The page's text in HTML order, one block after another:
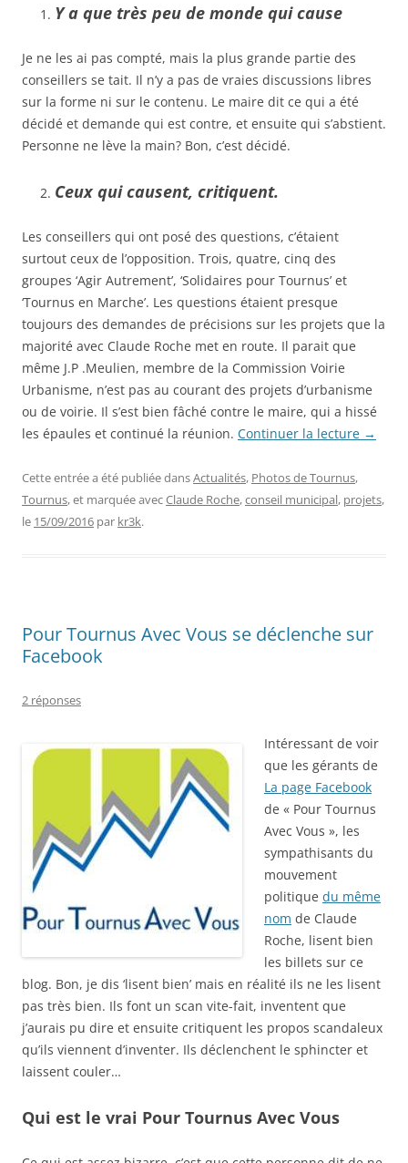
Y a que très peu de monde qui cause
Je ne les ai pas compté, mais la plus grande partie des
conseillers se tait. Il n’y a pas de vraies discussions libres
sur la forme ni sur le contenu. Le maire dit ce qui a été
décidé et demande qui est contre, et ensuite qui s’abstient.
Personne ne lève la main? Bon, c’est décidé.
Ceux qui causent, critiquent.
Les conseillers qui ont posé des questions, c’étaient
surtout ceux de l’opposition. Trois, quatre, cinq des
groupes ‘Agir Autrement’, ‘Solidaires pour Tournus’ et
‘Tournus en Marche’. Les questions étaient presque
toujours des demandes de précisions sur les projets que la
majorité avec Claude Roche met en route. Il parait que
même J.P .Meulien, membre de la Commission Voirie
Urbanisme, n’est pas au courant des projets d’urbanisme
ou de voirie. Il s’est bien fâché contre le maire, qui a hissé
les épaules et continué la réunion. Continuer la lecture →
Cette entrée a été publiée dansActualités, Photos de Tournus,
Tournus, et marquée avecClaude Roche,conseil municipal, projets,
le 15/09/2016 par kr3k.
Pour Tournus Avec Vous se déclenche sur
Facebook
2 réponses
Intéressant de voir
que les gérants de
La page Facebook
de « Pour Tournus
Avec Vous », les
sympathisants du
mouvement
politique du même
nom de Claude
Roche, lisent bien
les billets sur ce
blog. Bon, je dis ‘lisent bien’ mais en réalité ils ne les lisent
pas très bien. Ils font un scan vite-fait, inventent que
j’aurais pu dire et ensuite critiquent les propos scandaleux
qu’ils viennent d’inventer. Ils déclenchent le sphincter et
laissent couler…
Qui est le vrai Pour Tournus Avec Vous